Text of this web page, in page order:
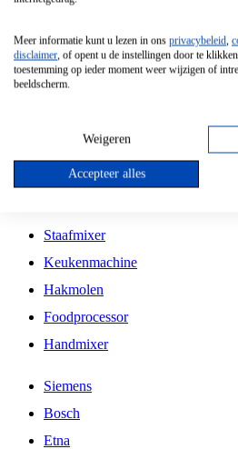
Vrijstaande Magnetron
Vrijstaande Kookplaat
Inbouw Gaskookplaat
Inbouw Keramische Kookplaat
Kookplaat Accessoires
Staafmixer
Keukenmachine
Hakmolen
Foodprocessor
Handmixer
Siemens
Bosch
Etna
Meer informatie kunt u lezen in ons privacybeleid,
disclaimer, of opent u de instellingen door te
toestemming op ieder moment weer wijzigen of
beeldscherm.
Weigeren
Accepteer alles